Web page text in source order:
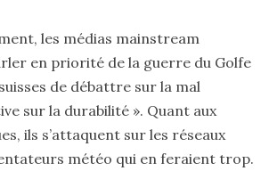
les médias mainstream
en priorité de la guerre du Golfe
de débattre sur la mal
sur la durabilité ». Quant aux
ils s’attaquent sur les réseaux
météo qui en feraient trop.